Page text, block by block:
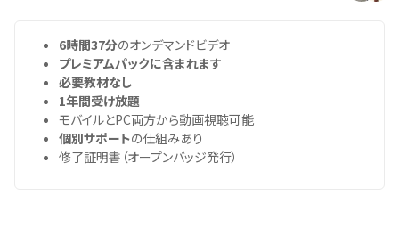
6時間37分のオンデマンドビデオ
プレミアムパックに含まれます
必要教材なし
1年間受け放題
モバイルとPC両方から動画視聴可能
個別サポートの仕組みあり
修了証明書（オープンバッジ発行）